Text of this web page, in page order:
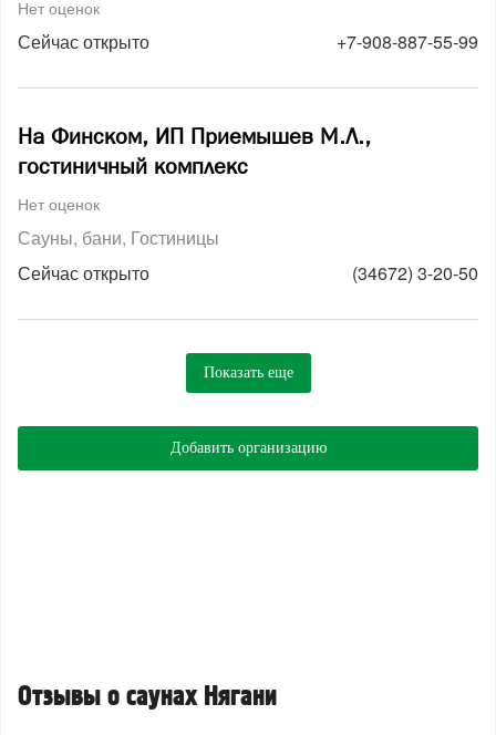
Нет оценок
Сейчас открыто +7-908-887-55-99
На Финском, ИП Приемышев М.Л.,
гостиничный комплекс
Нет оценок
Сауны, бани Гостиницы
Сейчас открыто
(34672) 3-20-50
Показать еще
Добавить организацию
Отзывы о саунах Нягани